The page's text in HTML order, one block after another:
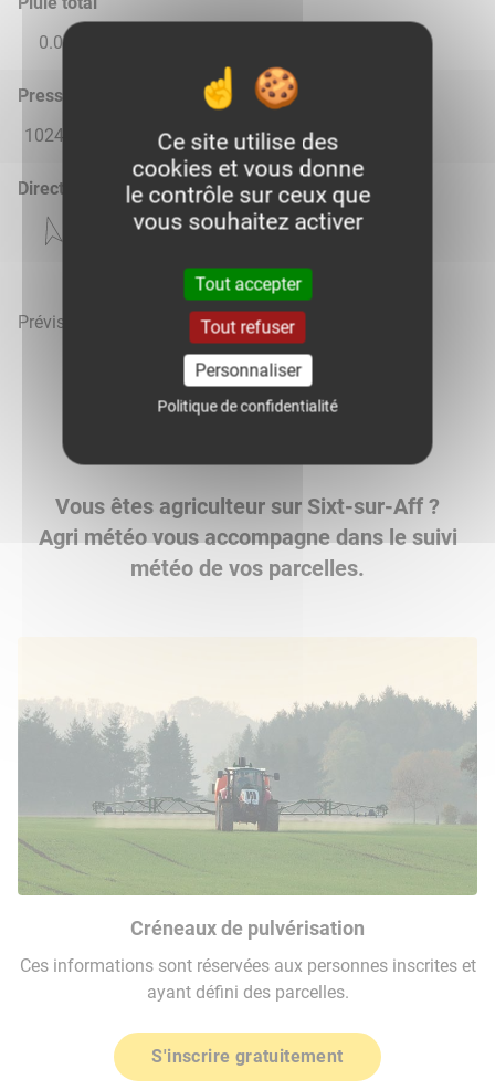
0.0
Pression atmosphérique (hPa)
1024.0
1014.0 1012.0 1016.0
Direction du vent
Prévisions météo mises à jour le 7 août 2026 à 00h
Vous êtes agriculteur sur Sixt-sur-Aff ?
Agri météo vous accompagne dans le suivi
météo de vos parcelles.
Créneaux de pulvérisation
Ces informations sont réservées aux personnes inscrites et
ayant défini des parcelles.
S'inscrire gratuitement
Ce site utilise des
cookies et vous donne
le contrôle sur ceux que
vous souhaitez activer
Tout accepter
Tout refuser
Personnaliser
Politique de confidentialité